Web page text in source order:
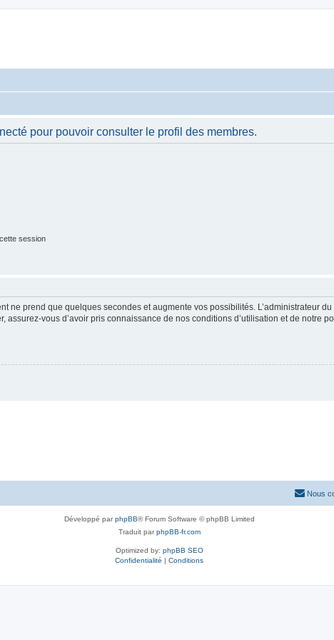
pour pouvoir consulter le profil des membres.
session
ne prend que quelques secondes et augmente vos possibilités. L’administrateur
vous d’avoir pris connaissance de nos conditions d’utilisation et de notre
Nous
Développé parphpBB® Forum Software © phpBB Limited
Traduit parphpBB-fr.com
Optimized by: phpBB SEO
Confidentialité | Conditions